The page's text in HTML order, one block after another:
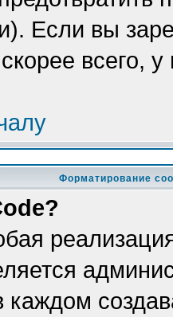
Если вы
скорее всего,
Форматирование
каждом